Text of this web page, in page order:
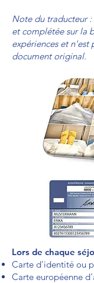
Note du traducteur :
et complétée sur la
expériences et n'est
document original.
Lors de chaque
Carte d'identité ou
Carte européenne